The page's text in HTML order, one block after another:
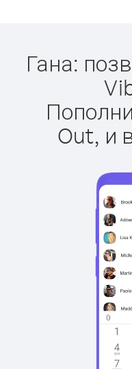
Гана:
Out, и